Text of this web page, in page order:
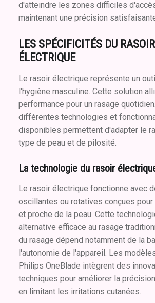
d'atteindre les zones difficiles
maintenant une précision
LES SPÉCIFICITÉS DU RASOIR
ÉLECTRIQUE
Le rasoir électrique représente un
l'hygiène masculine. Cette solution
performance pour un rasage
différentes technologies et
disponibles permettent d'adapter le
type de peau et de pilosité.
La technologie du rasoir
Le rasoir électrique fonctionne avec
oscillantes ou rotatives conçues pour
et proche de la peau. Cette
alternative efficace au rasage
du rasage dépend notamment de la
l'autonomie de l'appareil. Les
Philips OneBlade intègrent des
techniques pour améliorer la
en limitant les irritations cutanées.